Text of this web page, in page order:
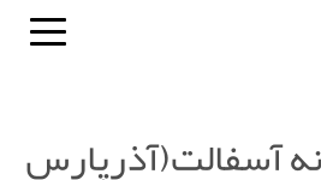
آسفالت(آذرپارس